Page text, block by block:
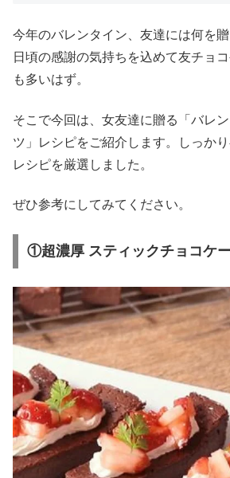
今年のバレンタイン、友達には何を
日頃の感謝の気持ちを込めて友チョ
も多いはず。
そこで今回は、女友達に贈る「バレ
ツ」レシピをご紹介します。しっか
レシピを厳選しました。
ぜひ参考にしてみてください。
①超濃厚 スティックチョコケ